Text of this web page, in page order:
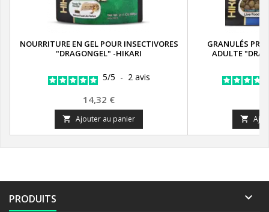
NOURRITURE EN GEL POUR INSECTIVORES
"DRAGONGEL" -HIKARI
5/5 - 2 avis
Prix
14,32 €
 Ajouter au panier
GRANULÉS
ADULTE

PRODUITS 